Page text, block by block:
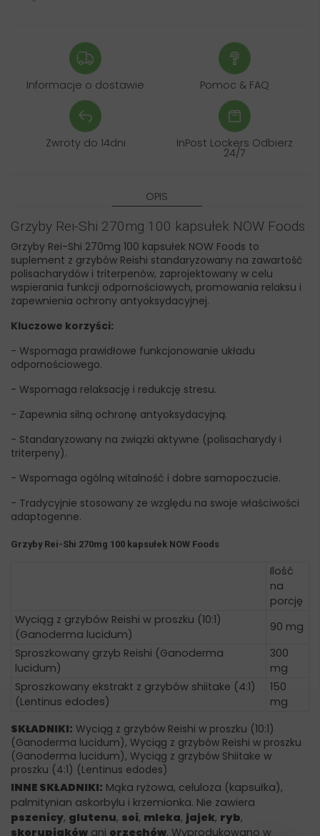
Informacje o dostawie Pomoc & FAQ
Zwroty do 14dni InPost Lockers Odbierz
24/7
OPIS
Grzyby Rei-Shi 270mg 100 kapsułek NOW Foods
Grzyby Rei-Shi 270mg 100 kapsułek NOW Foods to
suplement z grzybów Reishi standaryzowany na zawartość
polisacharydów i triterpenów, zaprojektowany w celu
wspierania funkcji odpornościowych, promowania relaksu i
zapewnienia ochrony antyoksydacyjnej.
Kluczowe korzyści:
- Wspomaga prawidłowe funkcjonowanie układu
odpornościowego.
- Wspomaga relaksację i redukcję stresu.
- Zapewnia silną ochronę antyoksydacyjną.
- Standaryzowany na związki aktywne (polisacharydy i
triterpeny).
- Wspomaga ogólną witalność i dobre samopoczucie.
- Tradycyjnie stosowany ze względu na swoje właściwości
adaptogenne.
Grzyby Rei-Shi 270mg 100 kapsułek NOW Foods
Ilość
na
porcję
Wyciąg z grzybów Reishi w proszku (10:1)
(Ganoderma lucidum)
90 mg
Sproszkowany grzyb Reishi (Ganoderma
lucidum)
300
mg
Sproszkowany ekstrakt z grzybów shiitake (4:1)
(Lentinus edodes)
150
mg
SKŁADNIKI: Wyciąg z grzybów Reishi w proszku (10:1)
(Ganoderma lucidum), Wyciąg z grzybów Reishi w proszku
(Ganoderma lucidum), Wyciąg z grzybów Shiitake w
proszku (4:1) (Lentinus edodes)
INNE SKŁADNIKI: Mąka ryżowa, celuloza (kapsułka),
palmitynian askorbylu i krzemionka. Nie zawiera
pszenicy, glutenu, soi, mleka, jajek, ryb,
skorupiaków ani orzechów. Wyprodukowano w